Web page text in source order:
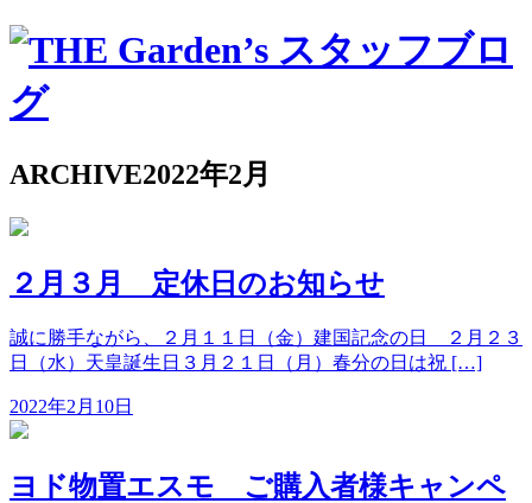
ARCHIVE2022年2月
２月３月 定休日のお知らせ
誠に勝手ながら、２月１１日（金）建国記念の日 ２月２３
日（水）天皇誕生日３月２１日（月）春分の日は祝 […]
2022年2月10日
ヨド物置エスモ ご購入者様キャンペ